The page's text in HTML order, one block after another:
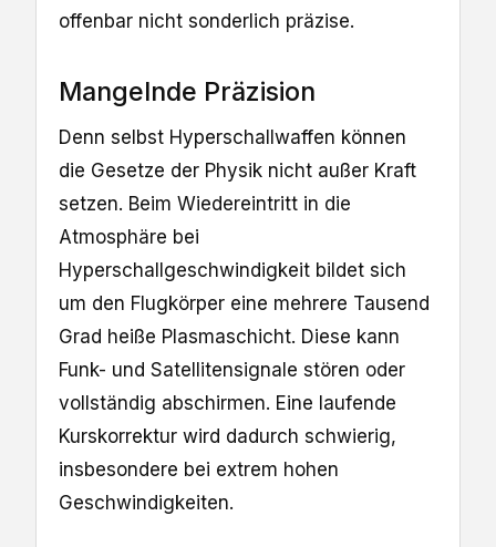
offenbar nicht sonderlich präzise.
Mangelnde Präzision
Denn selbst Hyperschallwaffen können
die Gesetze der Physik nicht außer Kraft
setzen. Beim Wiedereintritt in die
Atmosphäre bei
Hyperschallgeschwindigkeit bildet sich
um den Flugkörper eine mehrere Tausend
Grad heiße Plasmaschicht. Diese kann
Funk- und Satellitensignale stören oder
vollständig abschirmen. Eine laufende
Kurskorrektur wird dadurch schwierig,
insbesondere bei extrem hohen
Geschwindigkeiten.